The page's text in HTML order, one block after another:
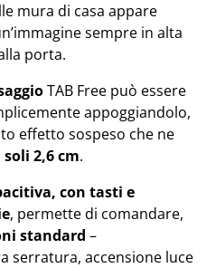
mura di casa appare
sempre in alta
porta.
TAB Free può essere
appoggiandolo,
effetto sospeso che ne
2,6 cm.
con tasti e
, permette di comandare,
standard –
serratura, accensione luce